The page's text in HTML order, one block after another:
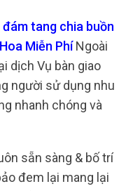
đám tang chia buồn
Miễn PhíNgoài
dịch Vụ bàn giao
người sử dụng nhu
nhanh chóng và
sẵn sàng & bố trí
đem lại mang lại